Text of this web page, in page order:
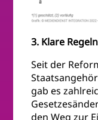
3. Klare Regeln
Seit der
gab es
den Weg zur